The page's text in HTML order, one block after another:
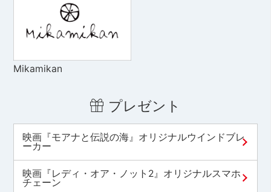
Mikamikan
プレゼント
映画『モアナと伝説の海』オリジナルウインドブレ
ーカー
映画『レディ・オア・ノット2』オリジナルスマホ
チェーン